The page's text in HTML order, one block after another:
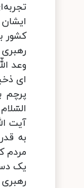
کشور
وعد
ای
پرچم
آیت
به
مردم
یک